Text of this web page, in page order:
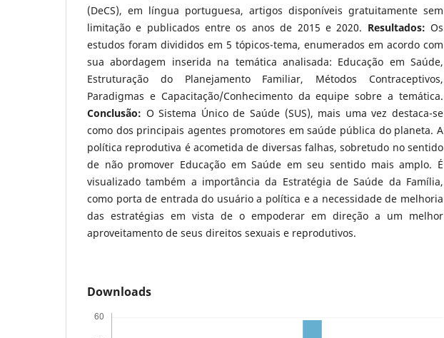
(DeCS), em língua portuguesa, artigos disponíveis gratuitamente sem
limitação e publicados entre os anos de 2015 e 2020. Resultados:Os
estudos foram divididos em 5 tópicos-tema, enumerados em acordo com
sua abordagem inserida na temática analisada: Educação em Saúde,
Estruturação do Planejamento Familiar, Métodos Contraceptivos,
Paradigmas e Capacitação/Conhecimento da equipe sobre a temática.
Conclusão: O Sistema Único de Saúde (SUS), mais uma vez destaca-se
como dos principais agentes promotores em saúde pública do planeta. A
política reprodutiva é acometida de diversas falhas, sobretudo no sentido
de não promover Educação em Saúde em seu sentido mais amplo. É
visualizado também a importância da Estratégia de Saúde da Família,
como porta de entrada do usuário a política e a necessidade de melhoria
das estratégias em vista de o empoderar em direção a um melhor
aproveitamento de seus direitos sexuais e reprodutivos.
Downloads